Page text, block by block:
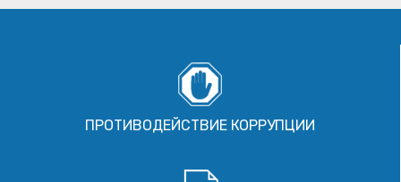
ПРОТИВОДЕЙСТВИЕ КОРРУПЦИИ